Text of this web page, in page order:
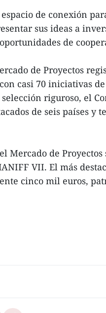
de conexión
sus ideas a
de
de Proyectos
casi 70 iniciativas
riguroso, el
de seis países y
Mercado de
VII. El más
cinco mil euros,